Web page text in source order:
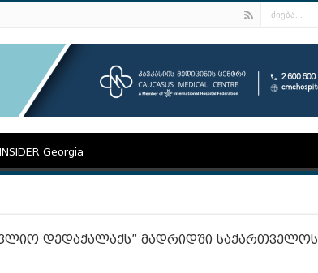
INSIDER Georgia
დედაქალაქს” მადრიდში საქართველოს